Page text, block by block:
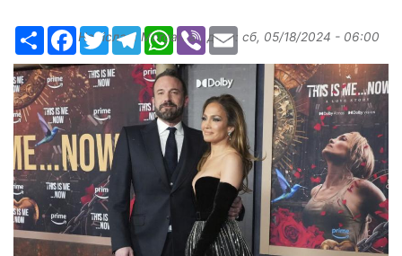
РесурсFacebook
TwitterTelegramWhatsApp
Viber Email
Надіслав: Margarita, дата: сб, 05/18/2024 - 06:00